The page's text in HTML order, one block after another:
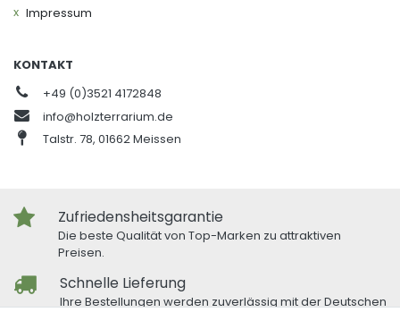
Impressum
KONTAKT
+49 (0)3521 4172848
info@holzterrarium.de
Talstr. 78, 01662 Meissen
Zufriedensheitsgarantie
Die beste Qualität von Top-Marken zu attraktiven
Preisen.
Schnelle Lieferung
Ihre Bestellungen werden zuverlässig mit der Deutschen